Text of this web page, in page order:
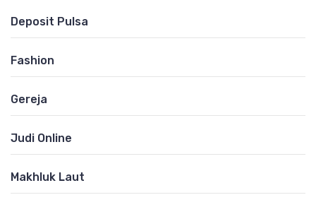
Deposit Pulsa
Fashion
Gereja
Judi Online
Makhluk Laut